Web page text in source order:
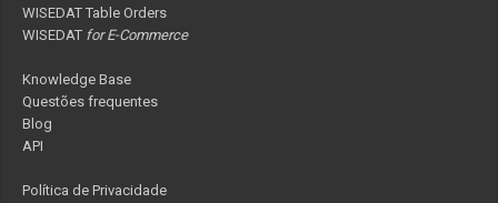
WISEDAT Table Orders
WISEDAT for E-Commerce
Knowledge Base
Questões frequentes
Blog
API
Política de Privacidade